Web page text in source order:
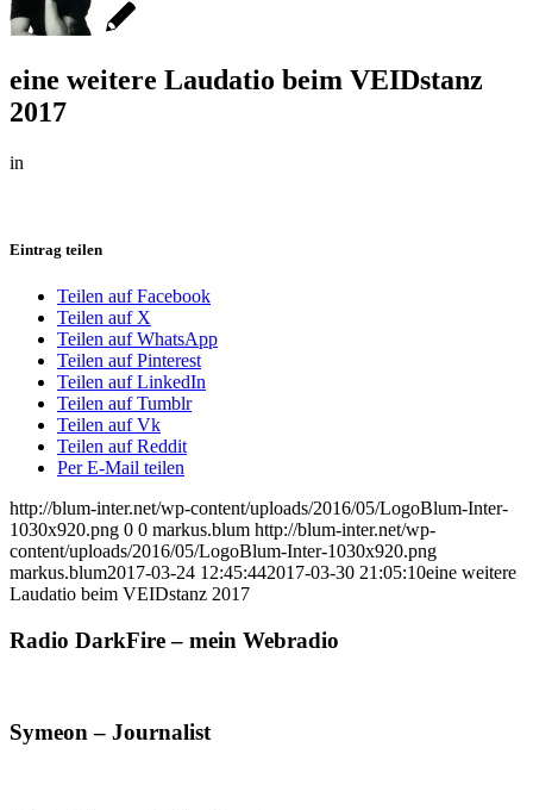
eine weitere Laudatio beim VEIDstanz
2017
in
Eintrag teilen
Teilen auf Facebook
Teilen auf X
Teilen auf WhatsApp
Teilen auf Pinterest
Teilen auf LinkedIn
Teilen auf Tumblr
Teilen auf Vk
Teilen auf Reddit
Per E-Mail teilen
http://blum-inter.net/wp-content/uploads/2016/05/LogoBlum-Inter-
1030x920.png 0 0 markus.blum http://blum-inter.net/wp-
content/uploads/2016/05/LogoBlum-Inter-1030x920.png
markus.blum2017-03-24 12:45:442017-03-30 21:05:10eine weitere
Laudatio beim VEIDstanz 2017
Radio DarkFire – mein Webradio
Symeon – Journalist